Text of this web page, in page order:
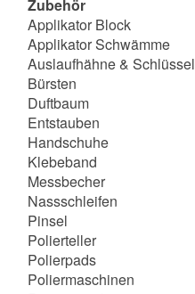
Zubehör
Applikator Block
Applikator Schwämme
Auslaufhähne & Schlüssel
Bürsten
Duftbaum
Entstauben
Handschuhe
Klebeband
Messbecher
Nassschleifen
Pinsel
Polierteller
Polierpads
Poliermaschinen